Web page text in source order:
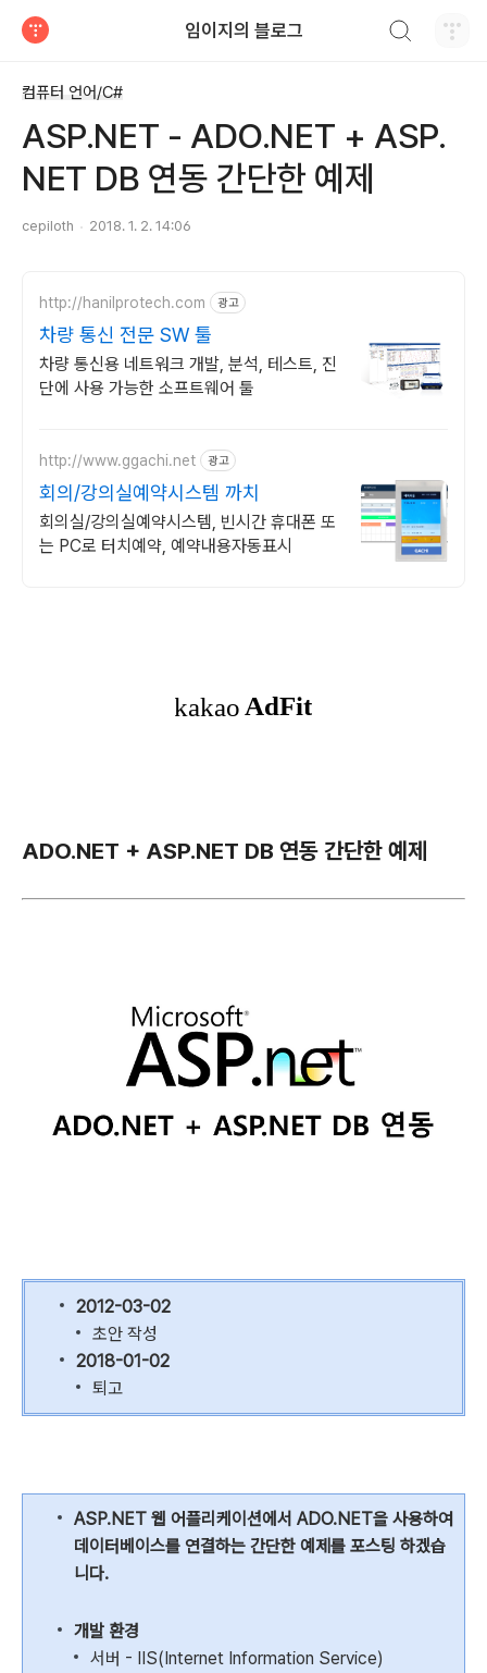
임이지의 블로그
컴퓨터 언어/C#
ASP.NET - ADO.NET + ASP.
NET DB 연동 간단한 예제
cepiloth 2018. 1. 2. 14:06
http://hanilprotech.com 광고
차량 통신 전문 SW 툴
차량 통신용 네트워크 개발, 분석, 테스트, 진
단에 사용 가능한 소프트웨어 툴
http://www.ggachi.net 광고
회의/강의실예약시스템 까치
회의실/강의실예약시스템, 빈시간 휴대폰 또
는 PC로 터치예약, 예약내용자동표시
ADO.NET + ASP.NET DB 연동 간단한 예제
2012-03-02
초안 작성
2018-01-02
퇴고
ASP.NET 웹 어플리케이션에서 ADO.NET을 사용하여
데이터베이스를 연결하는 간단한 예제를 포스팅 하겠습
니다.
개발 환경
서버 - IIS(Internet Information Service)